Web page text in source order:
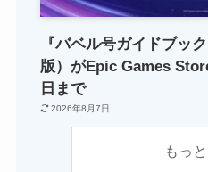
『バベル号ガイドブッ
版）がEpic Games
日まで
2026年8月7日
もっ